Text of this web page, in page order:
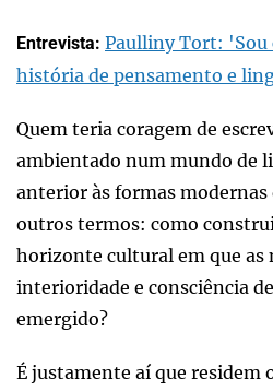
Entrevista: Paulliny Tort: 'Sou
história de pensamento e
Quem teria coragem de
ambientado num mundo de
anterior às formas modernas
outros termos: como
horizonte cultural em que as
interioridade e consciência
emergido?
É justamente aí que residem